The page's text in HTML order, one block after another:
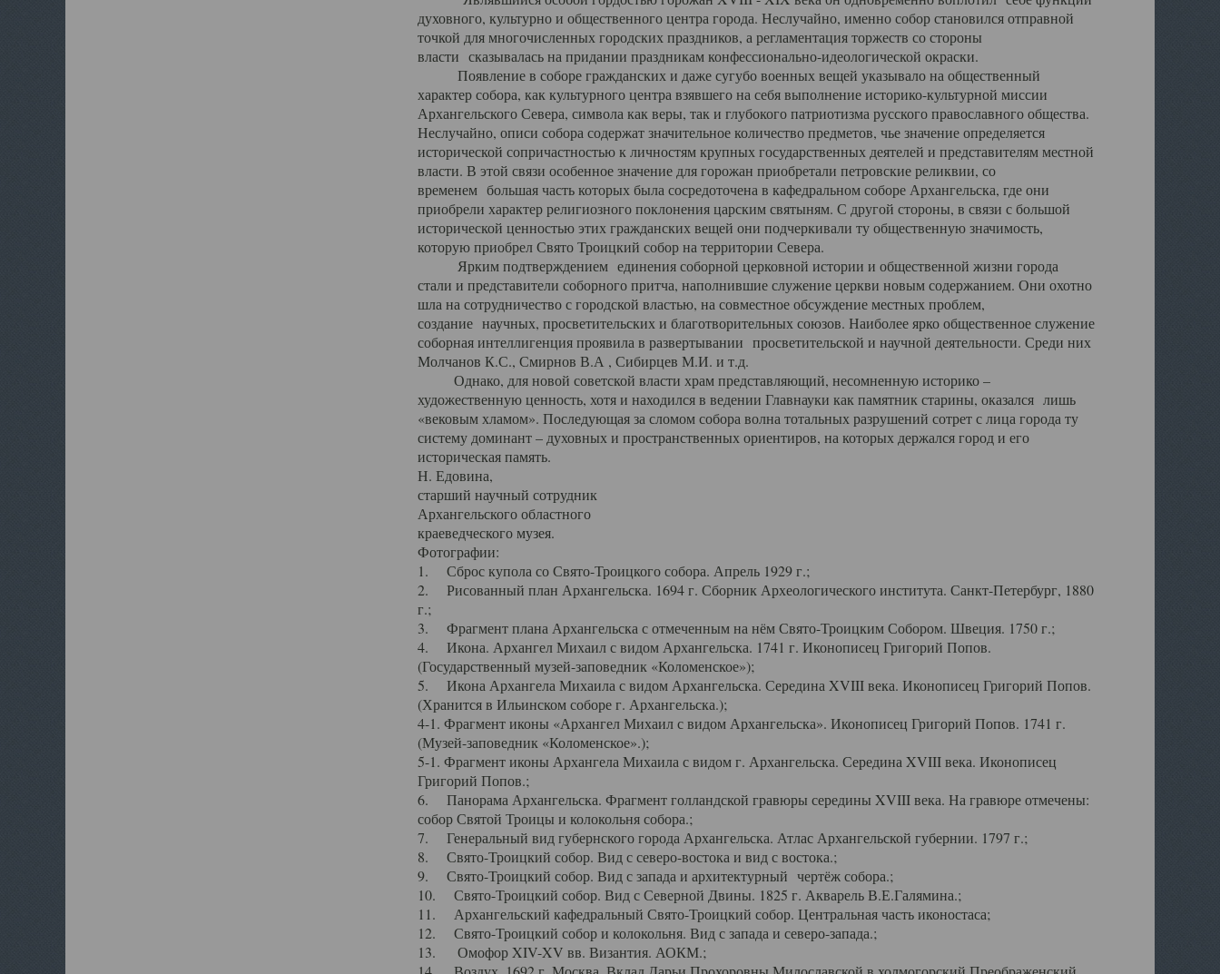
духовного, культурно и общественного центра города. Неслучайно, именно собор становился отправной
точкой для многочисленных городских праздников, а регламентация торжеств со стороны
власти сказывалась на придании праздникам конфессионально-идеологической окраски.
Появление в соборе гражданских и даже сугубо военных вещей указывало на общественный
характер собора, как культурного центра взявшего на себя выполнение историко-культурной миссии
Архангельского Севера, символа как веры, так и глубокого патриотизма русского православного общества.
Неслучайно, описи собора содержат значительное количество предметов, чье значение определяется
исторической сопричастностью к личностям крупных государственных деятелей и представителям местной
власти. В этой связи особенное значение для горожан приобретали петровские реликвии, со
временем большая часть которых была сосредоточена в кафедральном соборе Архангельска, где они
приобрели характер религиозного поклонения царским святыням. С другой стороны, в связи с большой
исторической ценностью этих гражданских вещей они подчеркивали ту общественную значимость,
которую приобрел Свято Троицкий собор на территории Севера.
Ярким подтверждением единения соборной церковной истории и общественной жизни города
стали и представители соборного притча, наполнившие служение церкви новым содержанием. Они охотно
шла на сотрудничество с городской властью, на совместное обсуждение местных проблем,
создание научных, просветительских и благотворительных союзов. Наиболее ярко общественное служение
соборная интеллигенция проявила в развертывании просветительской и научной деятельности. Среди них
Молчанов К.С., Смирнов В.А , Сибирцев М.И. и т.д.
Однако, для новой советской власти храм представляющий, несомненную историко –
художественную ценность, хотя и находился в ведении Главнауки как памятник старины, оказался лишь
«вековым хламом». Последующая за сломом собора волна тотальных разрушений сотрет с лица города ту
систему доминант – духовных и пространственных ориентиров, на которых держался город и его
историческая память.
Н. Едовина,
старший научный сотрудник
Архангельского областного
краеведческого музея.
Фотографии:
1. Сброс купола со Свято-Троицкого собора. Апрель 1929 г.;
2. Рисованный план Архангельска. 1694 г. Сборник Археологического института. Санкт-Петербург, 1880
г.;
3. Фрагмент плана Архангельска с отмеченным на нём Свято-Троицким Собором. Швеция. 1750 г.;
4. Икона. Архангел Михаил с видом Архангельска. 1741 г. Иконописец Григорий Попов.
(Государственный музей-заповедник «Коломенское»);
5. Икона Архангела Михаила с видом Архангельска. Середина XVIII века. Иконописец Григорий Попов.
(Хранится в Ильинском соборе г. Архангельска.);
4-1. Фрагмент иконы «Архангел Михаил с видом Архангельска». Иконописец Григорий Попов. 1741 г.
(Музей-заповедник «Коломенское».);
5-1. Фрагмент иконы Архангела Михаила с видом г. Архангельска. Середина XVIII века. Иконописец
Григорий Попов.;
6. Панорама Архангельска. Фрагмент голландской гравюры середины XVIII века. На гравюре отмечены:
собор Святой Троицы и колокольня собора.;
7. Генеральный вид губернского города Архангельска. Атлас Архангельской губернии. 1797 г.;
8. Свято-Троицкий собор. Вид с северо-востока и вид с востока.;
9. Свято-Троицкий собор. Вид с запада и архитектурный чертёж собора.;
10. Свято-Троицкий собор. Вид с Северной Двины. 1825 г. Акварель В.Е.Галямина.;
11. Архангельский кафедральный Свято-Троицкий собор. Центральная часть иконостаса;
12. Свято-Троицкий собор и колокольня. Вид с запада и северо-запада.;
13. Омофор XIV-XV вв. Византия. АОКМ.;